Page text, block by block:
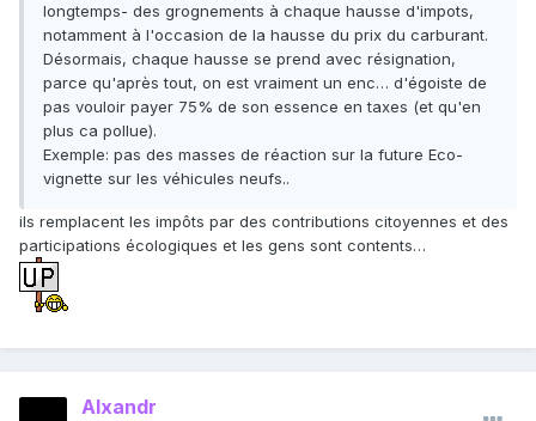
longtemps- des grognements à chaque hausse d'impots,
notamment à l'occasion de la hausse du prix du carburant.
Désormais, chaque hausse se prend avec résignation,
parce qu'après tout, on est vraiment un enc… d'égoiste de
pas vouloir payer 75% de son essence en taxes (et qu'en
plus ca pollue).
Exemple: pas des masses de réaction sur la future Eco-
vignette sur les véhicules neufs..
ils remplacent les impôts par des contributions citoyennes et des
participations écologiques et les gens sont contents…
Alxandr